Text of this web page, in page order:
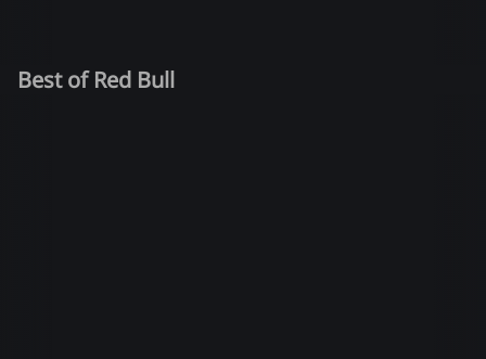
Best of Red Bull